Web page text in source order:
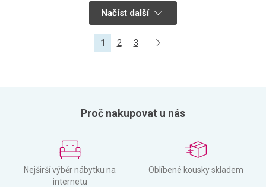
Načíst další
1 2 3
Proč nakupovat u nás
Nejširší výběr nábytku na
internetu
Oblíbené kousky skladem